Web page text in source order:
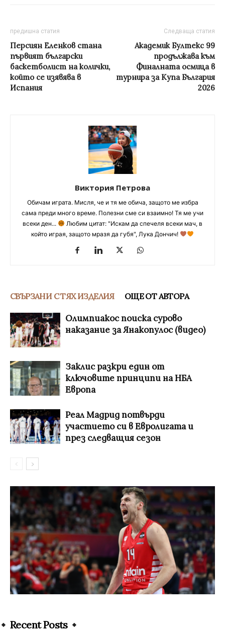
предишна статия
Персиян Еленков стана
първият български
баскетболист на колички,
който се изявява в
Испания
Следваща статия
Академик Бултекс 99
продължава към
Финалната осмица в
турнира за Купа България
2026
Виктория Петрова
Обичам играта. Мисля, че и тя ме обича, защото ме избра
сама преди много време. Полезни сме си взаимно! Тя ме учи
всеки ден...
Любим цитат: "Искам да спечеля всеки мач, в
който играя, защото мразя да губя", Лука Дончич!
СВЪРЗАНИ С ТЯХ ИЗДЕЛИЯ ОЩЕ ОТ АВТОРА
Олимпиакос поиска сурово
наказание за Янакопулос (видео)
Заклис разкри един от
ключовите принципи на НБА
Европа
Реал Мадрид потвърди
участието си в Евролигата и
през следващия сезон
Recent Posts